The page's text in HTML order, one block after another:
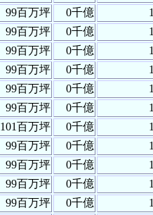
99百万坪 0千億
99百万坪 0千億
99百万坪 0千億
99百万坪 0千億
99百万坪 0千億
99百万坪 0千億
101百万坪 0千億
99百万坪 0千億
99百万坪 0千億
99百万坪 0千億
99百万坪 0千億